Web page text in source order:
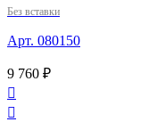
Без вставки
Арт. 080150
9 760 ₽

